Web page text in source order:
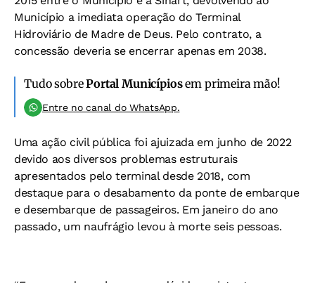
Município a imediata operação do Terminal
Hidroviário de Madre de Deus. Pelo contrato, a
concessão deveria se encerrar apenas em 2038.
Tudo sobrePortal Municípiosem primeira mão!
Entre no canal do WhatsApp.
Uma ação civil pública foi ajuizada em junho de 2022
devido aos diversos problemas estruturais
apresentados pelo terminal desde 2018, com
destaque para o desabamento da ponte de embarque
e desembarque de passageiros. Em janeiro do ano
passado, um naufrágio levou à morte seis pessoas.